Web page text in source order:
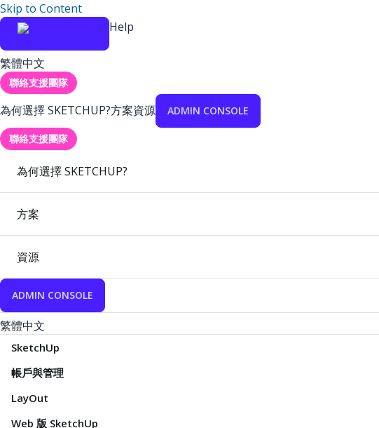
Skip to Content
Help
繁體中文
聯絡支援團隊
為何選擇 SKETCHUP?方案資源 ADMIN CONSOLE
聯絡支援團隊
為何選擇 SKETCHUP?
方案
資源
ADMIN CONSOLE
繁體中文
SketchUp
帳戶與管理
LayOut
Web 版 SketchUp